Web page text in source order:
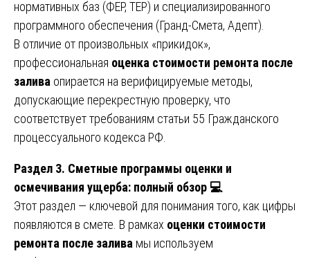
нормативных баз (ФЕР, ТЕР) и специализированного
программного обеспечения (Гранд-Смета, Адепт).
В отличие от произвольных «прикидок»,
профессиональная оценка стоимости ремонта после
залива опирается на верифицируемые методы,
допускающие перекрестную проверку, что
соответствует требованиям статьи 55 Гражданского
процессуального кодекса РФ.
Раздел 3. Сметные программы оценки и
осмечивания ущерба: полный обзор 💻
Этот раздел — ключевой для понимания того, как цифры
появляются в смете. В рамках оценки стоимости
ремонта после залива мы используем